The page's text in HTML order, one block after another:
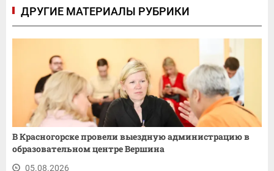
ДРУГИЕ МАТЕРИАЛЫ РУБРИКИ
В Красногорске провели выездную администрацию в
образовательном центре Вершина
05.08.2026